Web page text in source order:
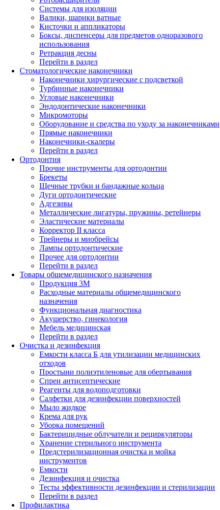
Системы для изоляции
Валики, шарики ватные
Кисточки и аппликаторы
Боксы, диспенсеры для предметов одноразового
использования
Ретракция десны
Перейти в раздел
Стоматологические наконечники
Наконечники хирургические с подсветкой
Турбинные наконечники
Угловые наконечники
Эндодонтические наконечники
Микромоторы
Оборудование и средства по уходу за наконечниками
Прямые наконечники
Наконечники-скалеры
Перейти в раздел
Ортодонтия
Прочие инструменты для ортодонтии
Брекеты
Щечные трубки и бандажные кольца
Дуги ортодонтические
Адгезивы
Металлические лигатуры, пружины, ретейнеры
Эластические материалы
Корректор II класса
Трейнеры и миобрейсы
Лампы ортодонтические
Прочее для ортодонтии
Перейти в раздел
Товары общемедицинского назначения
Продукция 3М
Расходные материалы общемедицинского
назначения
Функциональная диагностика
Акушерство, гинекология
Мебель медицинская
Перейти в раздел
Очистка и дезинфекция
Емкости класса Б для утилизации медицинских
отходов
Простыни полиэтиленовые для обертывания
Спреи антисептические
Реагенты для водоподготовки
Салфетки для дезинфекции поверхностей
Мыло жидкое
Крема для рук
Уборка помещений
Бактерицидные облучатели и рециркуляторы
Хранение стерильного инструмента
Предстерилизационная очистка и мойка
инструментов
Емкости
Дезинфекция и очистка
Тесты эффективности дезинфекции и стерилизации
Перейти в раздел
Профилактика